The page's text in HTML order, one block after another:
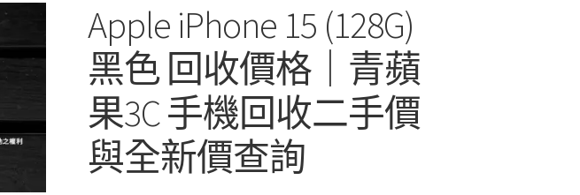
Apple iPhone 15 (128G)
黑色 回收價格｜青蘋
果3C 手機回收二手價
與全新價查詢